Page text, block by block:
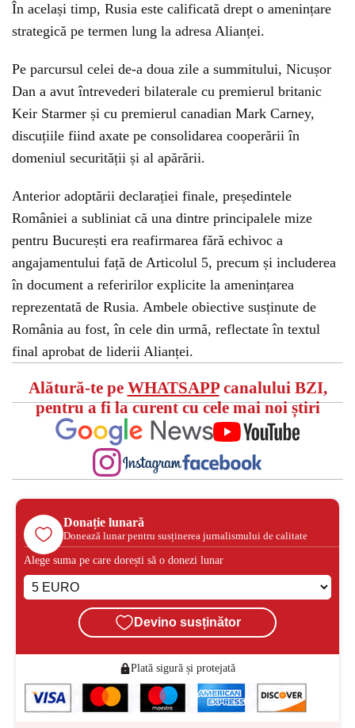
În același timp, Rusia este calificată drept o amenințare
strategică pe termen lung la adresa Alianței.
Pe parcursul celei de-a doua zile a summitului, Nicușor
Dan a avut întrevederi bilaterale cu premierul britanic
Keir Starmer și cu premierul canadian Mark Carney,
discuțiile fiind axate pe consolidarea cooperării în
domeniul securității și al apărării.
Anterior adoptării declarației finale, președintele
României a subliniat că una dintre principalele mize
pentru București era reafirmarea fără echivoc a
angajamentului față de Articolul 5, precum și includerea
în document a referirilor explicite la amenințarea
reprezentată de Rusia. Ambele obiective susținute de
România au fost, în cele din urmă, reflectate în textul
final aprobat de liderii Alianței.
Alătură-te pe WHATSAPPcanalului BZI,
pentru a fi la curent cu cele mai noi știri
Donație lunară
Donează lunar pentru susținerea jurnalismului de calitate
Alege suma pe care dorești să o donezi lunar
Devino susținător
Plată sigură și protejată